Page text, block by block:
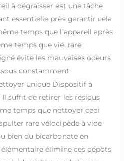
à dégraisser est une tâche
essentielle près garantir cela
temps que l’appareil après
temps que vie. rare
évite les mauvaises odeurs
constamment
unique Dispositif à
suffit de retirer les résidus
temps que nettoyer ceci
rare vélocipède à vide
bien du bicarbonate en
élimine ces dépôts